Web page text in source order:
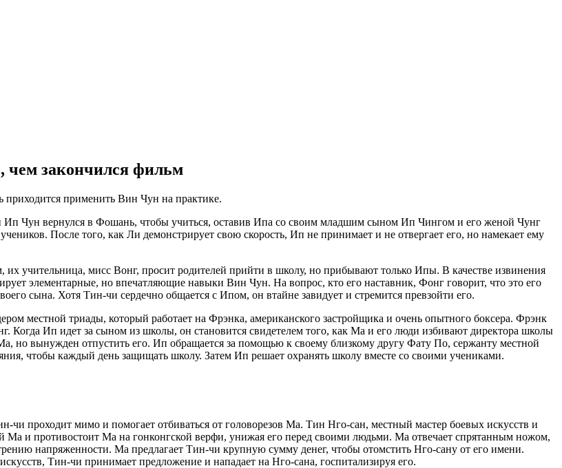
чем закончился фильм
применить Вин Чун на практике.
Чун вернулся в Фошань, чтобы учиться, оставив Ипа со своим младшим сыном Ип Чингом и его женой Чунг
После того, как Ли демонстрирует свою скорость, Ип не принимает и не отвергает его, но намекает ему
учительница, мисс Вонг, просит родителей прийти в школу, но прибывают только Ипы. В качестве извинения
элементарные, но впечатляющие навыки Вин Чун. На вопрос, кто его наставник, Фонг говорит, что это его
сына. Хотя Тин-чи сердечно общается с Ипом, он втайне завидует и стремится превзойти его.
местной триады, который работает на Фрэнка, американского застройщика и очень опытного боксера. Фрэнк
Когда Ип идет за сыном из школы, он становится свидетелем того, как Ма и его люди избивают директора школы
но вынужден отпустить его. Ип обращается за помощью к своему близкому другу Фату По, сержанту местной
чтобы каждый день защищать школу. Затем Ип решает охранять школу вместе со своими учениками.
проходит мимо и помогает отбиваться от головорезов Ма. Тин Нго-сан, местный мастер боевых искусств и
Ма и противостоит Ма на гонконгской верфи, унижая его перед своими людьми. Ма отвечает спрятанным ножом,
напряженности. Ма предлагает Тин-чи крупную сумму денег, чтобы отомстить Нго-сану от его имени.
Тин-чи принимает предложение и нападает на Нго-сана, госпитализируя его.